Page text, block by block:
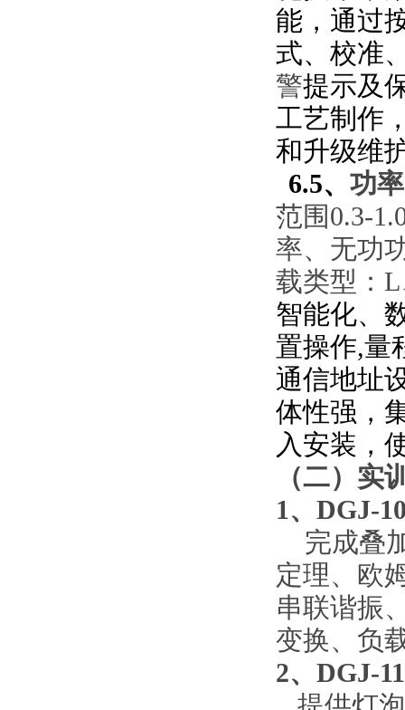
能，通过
式、校准
警提示及
工艺制作
和升级维
6.5、 功
范围0.3-
率、无功
载类型：
智能化、
置操作,量
通信地址
体性强，
入安装，
（二）实
1、DGJ-
完成叠
定理、欧
串联谐振
变换、负
2、DGJ-